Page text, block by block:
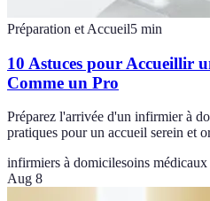
Préparation et Accueil5 min
10 Astuces pour Accueillir
Comme un Pro
Préparez l'arrivée d'un infirmier à
pratiques pour un accueil serein et
infirmiers à domicilesoins médicaux
Aug 8